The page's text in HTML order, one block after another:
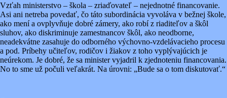
Vzťah ministerstvo – škola – zriaďovateľ – nejednotné financovanie.
Asi ani netreba povedať, čo táto subordinácia vyvoláva v bežnej škole,
ako mení a ovplyvňuje dobré zámery, ako robí z riaditeľov a škôl
sluhov, ako diskriminuje zamestnancov škôl, ako neodborne,
neadekvátne zasahuje do odborného výchovno-vzdelávacieho procesu
a pod. Príbehy učiteľov, rodičov i žiakov z toho vyplývajúcich je
neúrekom. Je dobré, že sa minister vyjadril k zjednoteniu financovania.
No to sme už počuli veľakrát. Na úrovni: „Bude sa o tom diskutovať.“